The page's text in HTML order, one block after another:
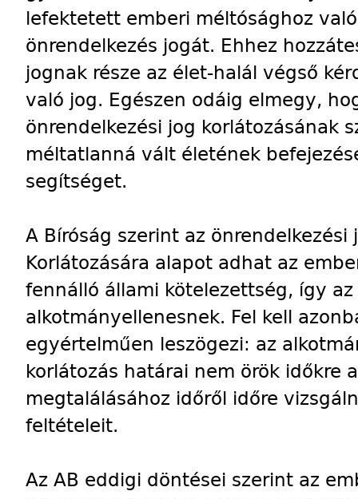
lefektetett emberi méltósághoz
önrendelkezés jogát. Ehhez
jognak része az élet-halál végső
való jog. Egészen odáig elmegy,
önrendelkezési jog korlátozásának
méltatlanná vált életének
segítséget.
A Bíróság szerint az
Korlátozására alapot adhat az
fennálló állami kötelezettség, így
alkotmányellenesnek. Fel kell
egyértelműen leszögezi: az
korlátozás határai nem örök időkre
megtalálásához időről időre
feltételeit.
Az AB eddigi döntései szerint az